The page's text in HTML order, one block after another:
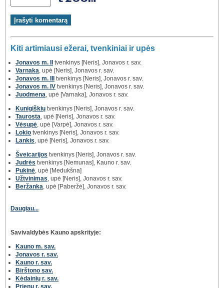
Kiti artimiausi ežerai, tvenkiniai ir upės
Jonavos m. II tvenkinys [Neris], Jonavos r. sav.
Varnaka , upė [Neris], Jonavos r. sav.
Jonavos m. III tvenkinys [Neris], Jonavos r. sav.
Jonavos m. IV tvenkinys [Neris], Jonavos r. sav.
Juodmena , upė [Varnaka], Jonavos r. sav.
Kunigiškių tvenkinys [Neris], Jonavos r. sav.
Taurosta , upė [Neris], Jonavos r. sav.
Vėsupė , upė [Varpė], Jonavos r. sav.
Lokio tvenkinys [Neris], Jonavos r. sav.
Lankis , upė [Neris], Jonavos r. sav.
Šveicarijos tvenkinys [Neris], Jonavos r. sav.
Judrės tvenkinys [Nemunas], Kauno r. sav.
Pukinė , upė [Medukšna]
Užtvinimas , upė [Neris], Jonavos r. sav.
Beržanka , upė [Paberžė], Jonavos r. sav.
Daugiau...
Savivaldybės Kauno apskrityje:
Kauno m. sav.
Jonavos r. sav.
Kauno r. sav.
Birštono sav.
Kėdainių r. sav.
Prienų r. sav.